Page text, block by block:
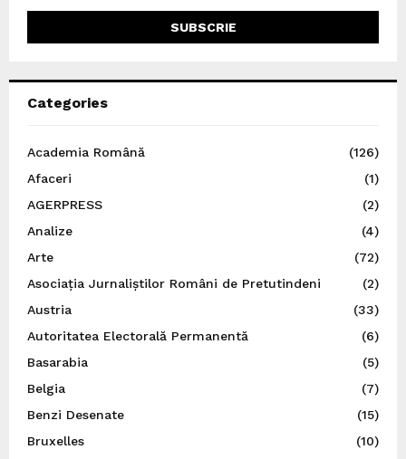
Categories
Academia Română
(126)
Afaceri
(1)
AGERPRESS
(2)
Analize
(4)
Arte
(72)
Asociația Jurnaliștilor Români de Pretutindeni
(2)
Austria
(33)
Autoritatea Electorală Permanentă
(6)
Basarabia
(5)
Belgia
(7)
Benzi Desenate
(15)
Bruxelles
(10)